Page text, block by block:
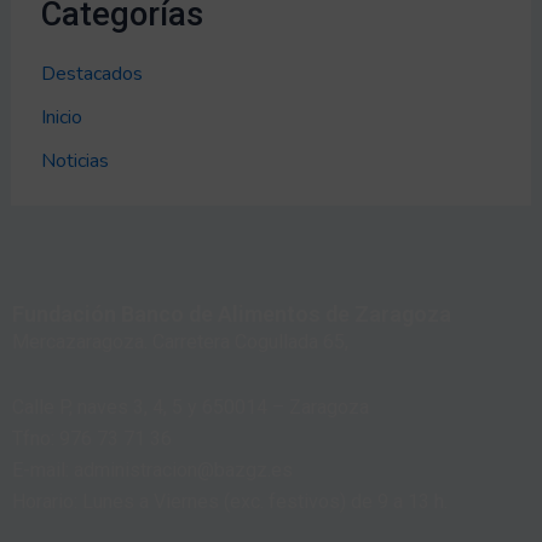
Categorías
Destacados
Inicio
Noticias